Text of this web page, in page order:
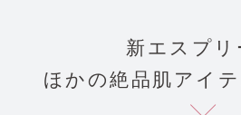
新エスプリ
ほかの絶品肌アイ